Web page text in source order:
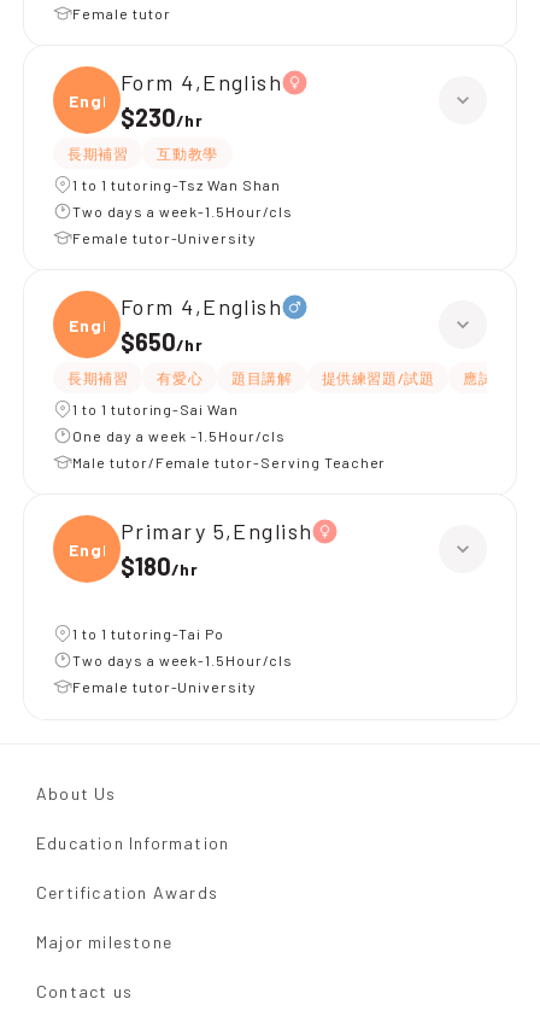
Female tutor
Engli
Form 4,English
$230/hr
長期補習
互動教學
1 to 1 tutoring-Tsz Wan Shan
Two days a week-1.5Hour/cls
Female tutor-University
Engli
Form 4,English
$650/hr
長期補習 有愛心 題目講解 提供練習題/試題
應試策略
1 to 1 tutoring-Sai Wan
One day a week -1.5Hour/cls
Male tutor/Female tutor-Serving Teacher
Engli
Primary 5,English
$180/hr
1 to 1 tutoring-Tai Po
Two days a week-1.5Hour/cls
Female tutor-University
About Us
Education Information
Certification Awards
Major milestone
Contact us